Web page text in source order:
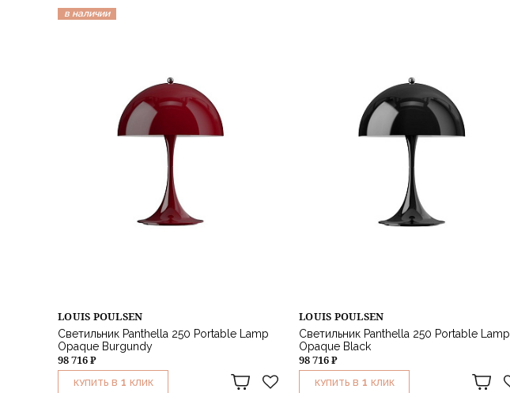
в наличии
LOUIS POULSEN
Светильник Panthella 250 Portable Lamp
Opaque Burgundy
98 716 ₽
КУПИТЬ В 1 КЛИК
LOUIS POULSEN
Светильник Panthella 250 Portable Lamp
Opaque Black
98 716 ₽
КУПИТЬ В 1 КЛИК